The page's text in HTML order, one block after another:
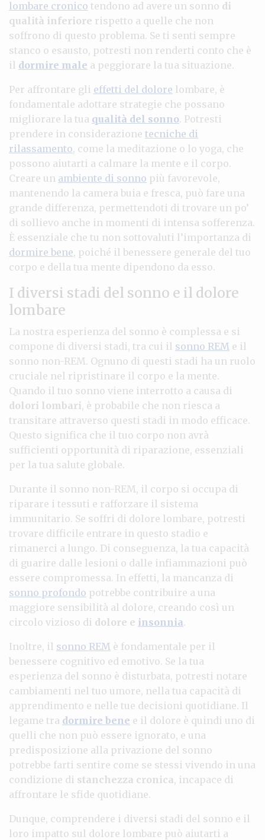
lombare cronico tendono ad avere un sonno di
qualità inferiore rispetto a quelle che non
soffrono di questo problema. Se ti senti sempre
stanco o esausto, potresti non renderti conto che è
il dormire male a peggiorare la tua situazione.
Per affrontare gli effetti del dolore lombare, è
fondamentale adottare strategie che possano
migliorare la tua qualità del sonno. Potresti
prendere in considerazione tecniche di
rilassamento, come la meditazione o lo yoga, che
possono aiutarti a calmare la mente e il corpo.
Creare un ambiente di sonno più favorevole,
mantenendo la camera buia e fresca, può fare una
grande differenza, permettendoti di trovare un po’
di sollievo anche in momenti di intensa sofferenza.
È essenziale che tu non sottovaluti l’importanza di
dormire bene, poiché il benessere generale del tuo
corpo e della tua mente dipendono da esso.
I diversi stadi del sonno e il dolore
lombare
La nostra esperienza del sonno è complessa e si
compone di diversi stadi, tra cui il sonno REM e il
sonno non-REM. Ognuno di questi stadi ha un ruolo
cruciale nel ripristinare il corpo e la mente.
Quando il tuo sonno viene interrotto a causa di
dolori lombari, è probabile che non riesca a
transitare attraverso questi stadi in modo efficace.
Questo significa che il tuo corpo non avrà
sufficienti opportunità di riparazione, essenziali
per la tua salute globale.
Durante il sonno non-REM, il corpo si occupa di
riparare i tessuti e rafforzare il sistema
immunitario. Se soffri di dolore lombare, potresti
trovare difficile entrare in questo stadio e
rimanerci a lungo. Di conseguenza, la tua capacità
di guarire dalle lesioni o dalle infiammazioni può
essere compromessa. In effetti, la mancanza di
sonno profondo potrebbe contribuire a una
maggiore sensibilità al dolore, creando così un
circolo vizioso di dolore e insonnia.
Inoltre, il sonno REM è fondamentale per il
benessere cognitivo ed emotivo. Se la tua
esperienza del sonno è disturbata, potresti notare
cambiamenti nel tuo umore, nella tua capacità di
apprendimento e nelle tue decisioni quotidiane. Il
legame tra dormire bene e il dolore è quindi uno di
quelli che non può essere ignorato, e una
predisposizione alla privazione del sonno
potrebbe farti sentire come se stessi vivendo in una
condizione di stanchezza cronica, incapace di
affrontare le sfide quotidiane.
Dunque, comprendere i diversi stadi del sonno e il
loro impatto sul dolore lombare può aiutarti a